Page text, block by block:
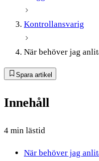
Kontrollansvarig
När behöver jag
Spara artikel
Innehåll
4 min lästid
När behöver jag